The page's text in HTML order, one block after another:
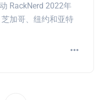
RackNerd 2022年
加哥、纽约和亚特